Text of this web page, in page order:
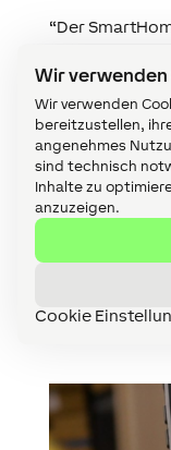
Wir
Wir verwenden
bereitzustellen,
angenehmes
sind technisch
Inhalte zu
anzuzeigen.
Cookie
“Der
Umsetzung
Smart Home
konsequent,
Loxone Smart
In seinem
er die
Einsatz.
dient das
Showroom.
Der Sendung
der Kipfstuhls